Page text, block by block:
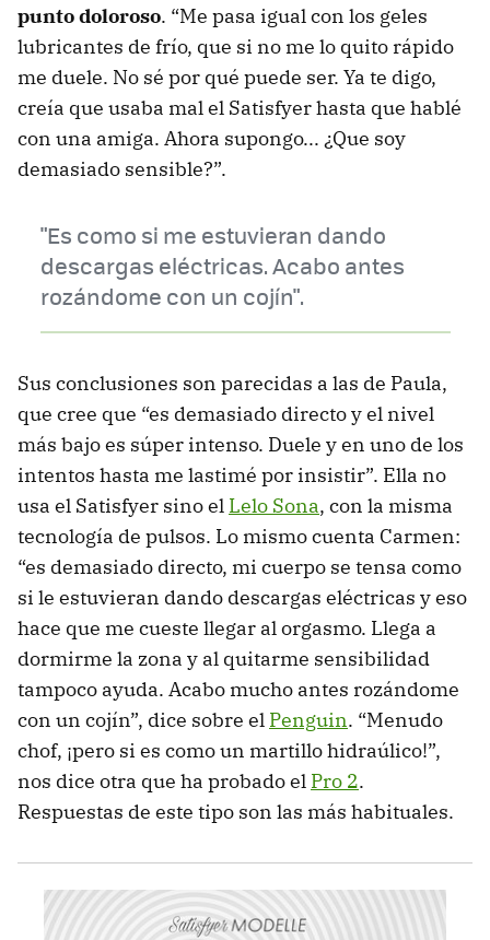
punto doloroso. “Me pasa igual con los geles
lubricantes de frío, que si no me lo quito rápido
me duele. No sé por qué puede ser. Ya te digo,
creía que usaba mal el Satisfyer hasta que hablé
con una amiga. Ahora supongo... ¿Que soy
demasiado sensible?”.
"Es como si me estuvieran dando
descargas eléctricas. Acabo antes
rozándome con un cojín".
Sus conclusiones son parecidas a las de Paula,
que cree que “es demasiado directo y el nivel
más bajo es súper intenso. Duele y en uno de los
intentos hasta me lastimé por insistir”. Ella no
usa el Satisfyer sino el Lelo Sona, con la misma
tecnología de pulsos. Lo mismo cuenta Carmen:
“es demasiado directo, mi cuerpo se tensa como
si le estuvieran dando descargas eléctricas y eso
hace que me cueste llegar al orgasmo. Llega a
dormirme la zona y al quitarme sensibilidad
tampoco ayuda. Acabo mucho antes rozándome
con un cojín”, dice sobre el Penguin. “Menudo
chof, ¡pero si es como un martillo hidraúlico!”,
nos dice otra que ha probado el Pro 2.
Respuestas de este tipo son las más habituales.